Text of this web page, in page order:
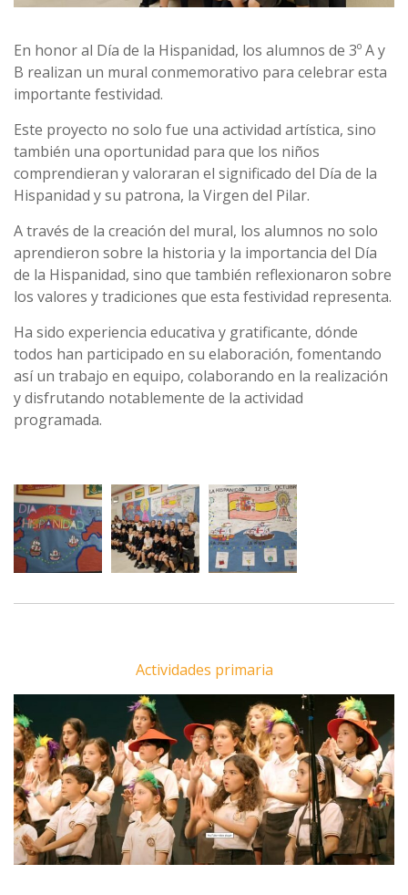
En honor al Día de la Hispanidad, los alumnos de 3º A y
B realizan un mural conmemorativo para celebrar esta
importante festividad.
Este proyecto no solo fue una actividad artística, sino
también una oportunidad para que los niños
comprendieran y valoraran el significado del Día de la
Hispanidad y su patrona, la Virgen del Pilar.
A través de la creación del mural, los alumnos no solo
aprendieron sobre la historia y la importancia del Día
de la Hispanidad, sino que también reflexionaron sobre
los valores y tradiciones que esta festividad representa.
Ha sido experiencia educativa y gratificante, dónde
todos han participado en su elaboración, fomentando
así un trabajo en equipo, colaborando en la realización
y disfrutando notablemente de la actividad
programada.
Actividades primaria